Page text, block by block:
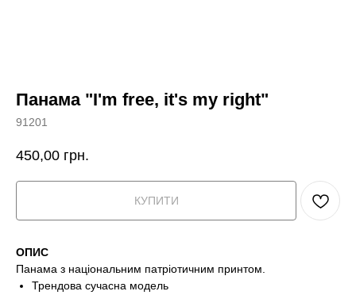
Панама "I'm free, it's my right"
91201
450,00 грн.
КУПИТИ
ОПИС
Панама з національним патріотичним принтом.
Трендова сучасна модель